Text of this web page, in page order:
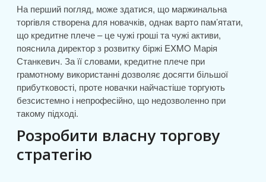
На перший погляд, може здатися, що маржинальна
торгівля створена для новачків, однак варто пам’ятати,
що кредитне плече – це чужі гроші та чужі активи,
пояснила директор з розвитку біржі EXMO Марія
Станкевич. За її словами, кредитне плече при
грамотному використанні дозволяє досягти більшої
прибутковості, проте новачки найчастіше торгують
безсистемно і непрофесійно, що недозволенно при
такому підході.
Розробити власну торгову
стратегію